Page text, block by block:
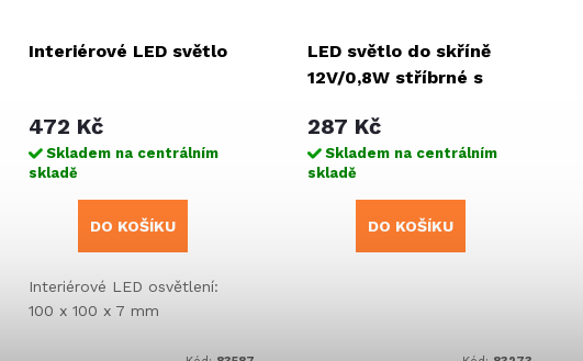
Interiérové LED světlo
472 Kč
Skladem na centrálním
skladě
DO KOŠÍKU
Interiérové LED osvětlení:
100 x 100 x 7 mm
LED světlo do skříně
12V/0,8W stříbrné s
spínačem
287 Kč
Skladem na centrálním
skladě
DO KOŠÍKU